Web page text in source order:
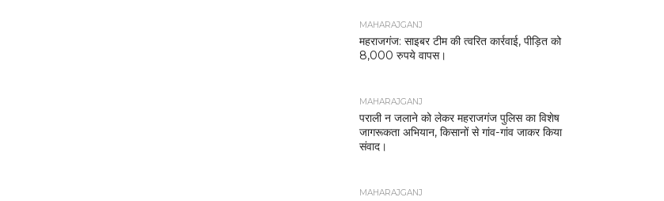
MAHARAJGANJ
महराजगंज: साइबर टीम की त्वरित कार्रवाई, पीड़ित को
8,000 रुपये वापस।
MAHARAJGANJ
पराली न जलाने को लेकर महराजगंज पुलिस का विशेष
जागरूकता अभियान, किसानों से गांव-गांव जाकर किया
संवाद।
MAHARAJGANJ